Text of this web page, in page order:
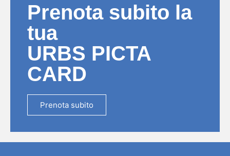
Prenota subito la
tua
URBS PICTA
CARD
Prenota subito